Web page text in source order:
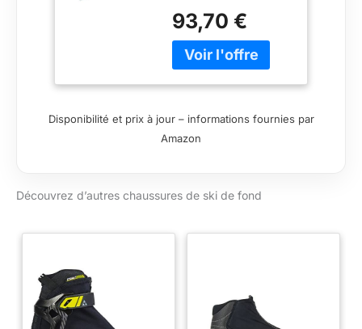
triple F Support de
cheville : fonction
stabilisateur
93,70 €
Disponibilité et prix à jour – informations fournies par
Amazon
Découvrez d’autres chaussures de ski de fond